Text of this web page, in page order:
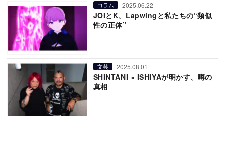
コラム 2025.06.22
JOIとK、Lapwingと私たちの“類似
性の正体”
文芸 2025.08.01
SHINTANI × ISHIYAが明かす、噂の
真相